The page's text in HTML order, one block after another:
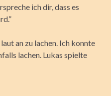
ich dir, dass es
an zu lachen. Ich konnte
lachen. Lukas spielte